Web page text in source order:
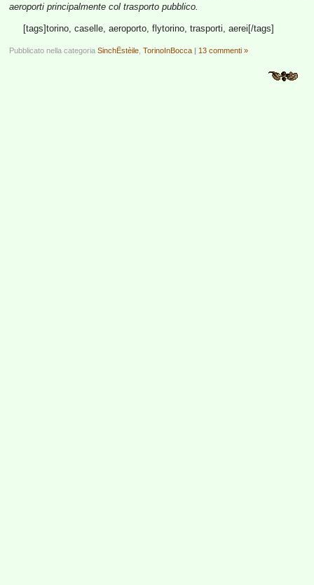
aeroporti principalmente col trasporto pubblico.
[tags]torino, caselle, aeroporto, flytorino, trasporti, aerei[/tags]
Pubblicato nella categoria SinchËstèile TorinoInBocca | 13 commenti »